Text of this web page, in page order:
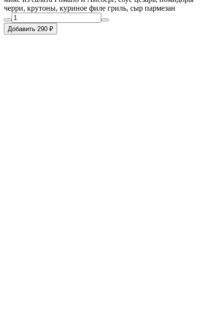
черри, крутоны, куриное филе гриль, сыр пармезан
Добавить 290 ₽